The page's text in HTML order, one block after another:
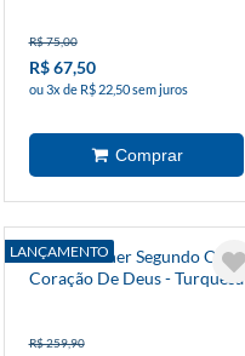
R$ 75,00
R$ 67,50
ou 3x de R$ 22,50 sem juros
LANÇAMENTO
Bíblia Mulher Segundo O
Coração De Deus - Turquesa
R$ 259,90